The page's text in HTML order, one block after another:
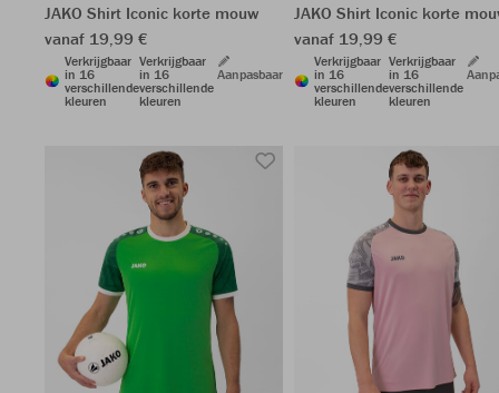
JAKO Shirt Iconic korte mouw
vanaf 19,99 €
Verkrijgbaar
in 16
verschillende
kleuren
Verkrijgbaar
in 16
verschillende
kleuren
Aanpasbaar
JAKO Shirt Iconic korte
vanaf 19,99 €
Verkrijgbaar
in 16
verschillende
kleuren
Verkrijgbaar
in 16
verschillende
kleuren